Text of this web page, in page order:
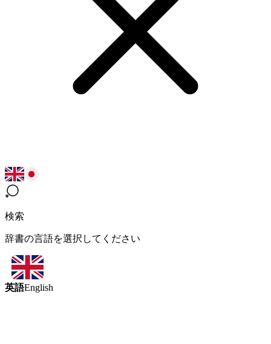
検索
辞書の言語を選択してください
英語English